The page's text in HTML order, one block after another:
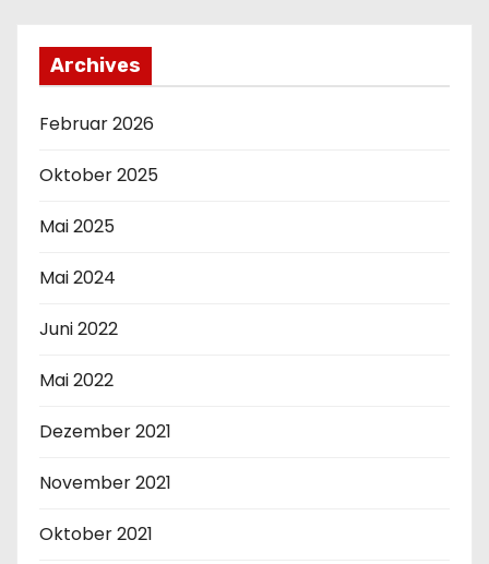
u
m
r
i
e
r
u
n
g
Archives
Februar 2026
Oktober 2025
Mai 2025
Mai 2024
Juni 2022
Mai 2022
Dezember 2021
November 2021
Oktober 2021